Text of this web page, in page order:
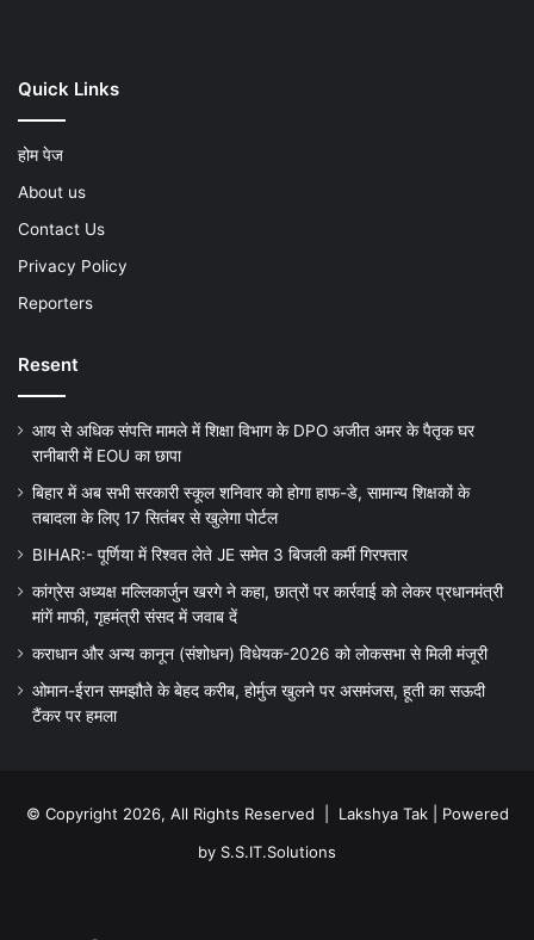
Quick Links
होम पेज
About us
Contact Us
Privacy Policy
Reporters
Resent
आय से अधिक संपत्ति मामले में शिक्षा विभाग के DPO अजीत अमर के पैतृक घर
रानीबारी में EOU का छापा
बिहार में अब सभी सरकारी स्कूल शनिवार को होगा हाफ-डे, सामान्य शिक्षकों के
तबादला के लिए 17 सितंबर से खुलेगा पोर्टल
BIHAR:- पूर्णिया में रिश्वत लेते JE समेत 3 बिजली कर्मी गिरफ्तार
कांग्रेस अध्यक्ष मल्लिकार्जुन खरगे ने कहा, छात्रों पर कार्रवाई को लेकर प्रधानमंत्री
मांगें माफी, गृहमंत्री संसद में जवाब दें
कराधान और अन्य कानून (संशोधन) विधेयक-2026 को लोकसभा से मिली मंजूरी
ओमान-ईरान समझौते के बेहद करीब, होर्मुज खुलने पर असमंजस, हूती का सऊदी
टैंकर पर हमला
© Copyright 2026, All Rights Reserved | Lakshya Tak| Powered
by S.S.IT.Solutions